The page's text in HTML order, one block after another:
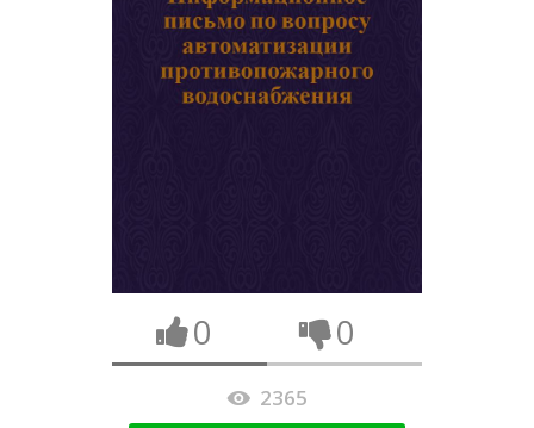
0 0
2365